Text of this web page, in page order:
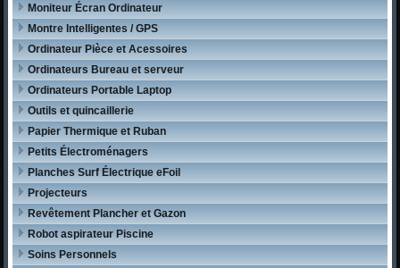
Moniteur Écran Ordinateur
Montre Intelligentes / GPS
Ordinateur Pièce et Acessoires
Ordinateurs Bureau et serveur
Ordinateurs Portable Laptop
Outils et quincaillerie
Papier Thermique et Ruban
Petits Électroménagers
Planches Surf Électrique eFoil
Projecteurs
Revêtement Plancher et Gazon
Robot aspirateur Piscine
Soins Personnels